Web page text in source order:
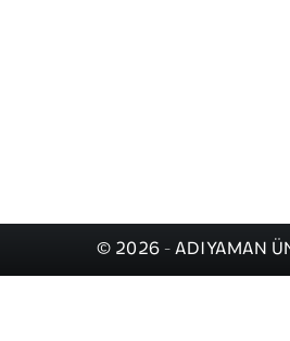
© 2026 - ADIYAMAN